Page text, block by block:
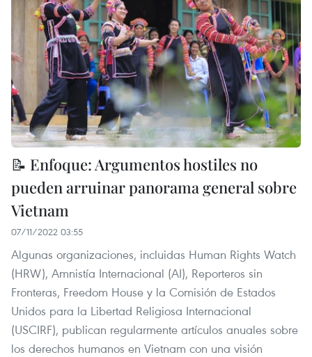
📝 Enfoque: Argumentos hostiles no
pueden arruinar panorama general sobre
Vietnam
07/11/2022 03:55
Algunas organizaciones, incluidas Human Rights Watch
(HRW), Amnistía Internacional (AI), Reporteros sin
Fronteras, Freedom House y la Comisión de Estados
Unidos para la Libertad Religiosa Internacional
(USCIRF), publican regularmente artículos anuales sobre
los derechos humanos en Vietnam con una visión